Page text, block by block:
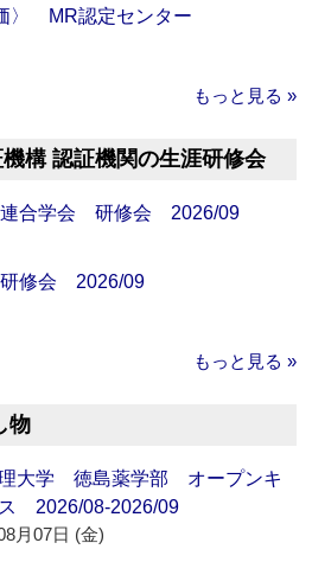
〉 MR認定センター
もっと見る »
構 認証機関の生涯研修会
連合学会 研修会 2026/09
修会 2026/09
もっと見る »
物
大学 徳島薬学部 オープンキ
2026/08-2026/09
月07日 (金)